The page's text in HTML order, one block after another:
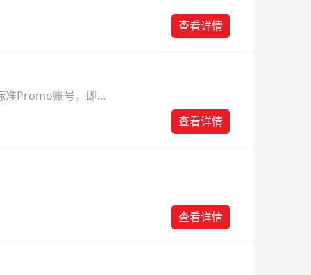
查看详情
准Promo账号，即可
查看详情
查看详情